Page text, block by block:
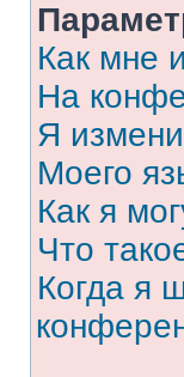
Как мне
На
Я
Моего
Как я
Что
Когда я